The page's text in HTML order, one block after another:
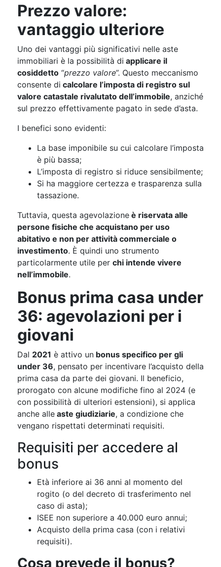
Prezzo valore:
vantaggio ulteriore
Uno dei vantaggi più significativi nelle aste
immobiliari è la possibilità di applicare il
cosiddetto “prezzo valore”. Questo meccanismo
consente di calcolare l’imposta di registro sul
valore catastale rivalutato dell’immobile, anziché
sul prezzo effettivamente pagato in sede d’asta.
I benefici sono evidenti:
La base imponibile su cui calcolare l’imposta
è più bassa;
L’imposta di registro si riduce sensibilmente;
Si ha maggiore certezza e trasparenza sulla
tassazione.
Tuttavia, questa agevolazione è riservata alle
persone fisiche che acquistano per uso
abitativo e non per attività commerciale o
investimento. È quindi uno strumento
particolarmente utile per chi intende vivere
nell’immobile.
Bonus prima casa under
36: agevolazioni per i
giovani
Dal 2021 è attivo un bonus specifico per gli
under 36, pensato per incentivare l’acquisto della
prima casa da parte dei giovani. Il beneficio,
prorogato con alcune modifiche fino al 2024 (e
con possibilità di ulteriori estensioni), si applica
anche alle aste giudiziarie, a condizione che
vengano rispettati determinati requisiti.
Requisiti per accedere al
bonus
Età inferiore ai 36 anni al momento del
rogito (o del decreto di trasferimento nel
caso di asta);
ISEE non superiore a 40.000 euro annui;
Acquisto della prima casa (con i relativi
requisiti).
Cosa prevede il bonus?